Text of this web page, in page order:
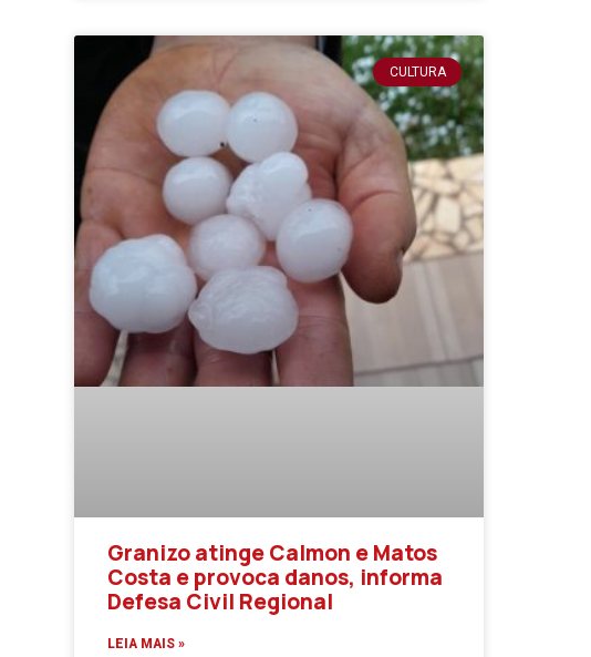
CULTURA
Granizo atinge Calmon e Matos
Costa e provoca danos, informa
Defesa Civil Regional
LEIA MAIS »